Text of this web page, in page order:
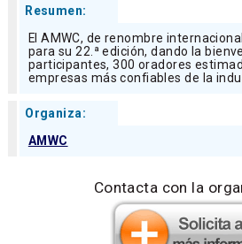
Resumen:
El AMWC, de renombre
para su 22.ª edición, dando la
participantes, 300 oradores
empresas más confiables de la
Organiza:
AMWC
Contacta con la